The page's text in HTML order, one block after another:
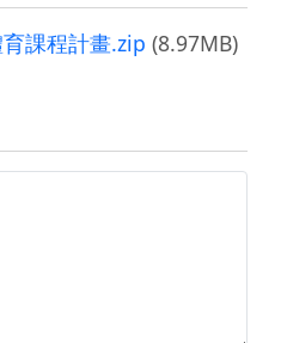
課程計畫.zip (8.97MB)